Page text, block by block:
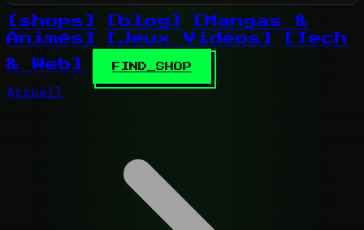
[shops] [blog]
[Mangas &
Animés]
[Jeux Vidéos]
[Tech
& Web]
FIND_SHOP
Accueil